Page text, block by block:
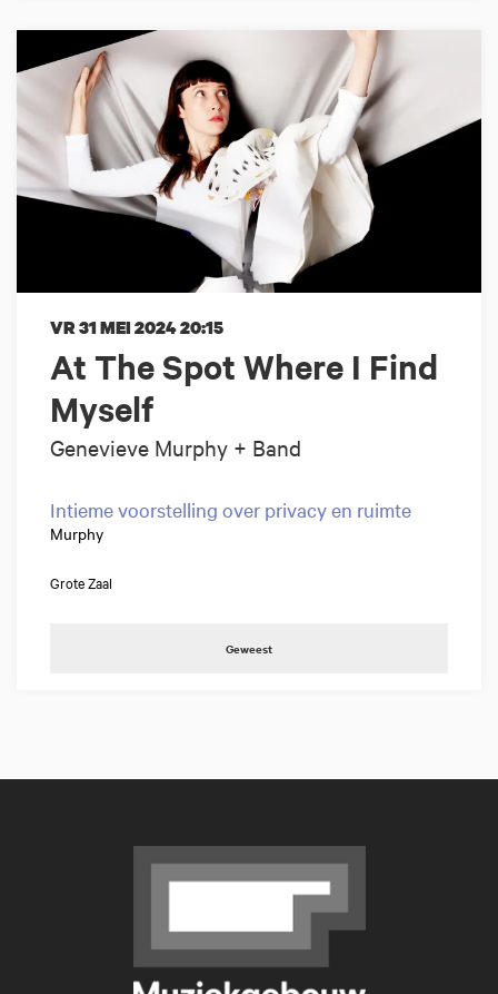
At The Spot Where I Find
Myself
Genevieve Murphy + Band
VR 31 MEI 202420:15
Intieme voorstelling over privacy en ruimte
Murphy
Grote Zaal
Geweest